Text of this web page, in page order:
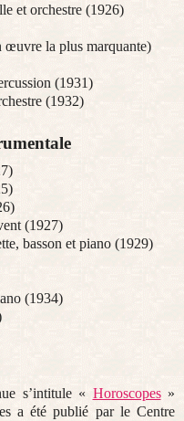
et orchestre (1926)
œuvre la plus marquante)
(1931)
(1932)
(1927)
basson et piano (1929)
(1934)
s’intitule « Horoscopes»
a été publié par le Centre